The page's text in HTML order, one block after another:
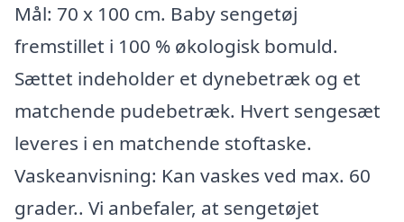
Mål: 70 x 100 cm. Baby sengetøj
fremstillet i 100 % økologisk bomuld.
Sættet indeholder et dynebetræk og et
matchende pudebetræk. Hvert sengesæt
leveres i en matchende stoftaske.
Vaskeanvisning: Kan vaskes ved max. 60
grader.. Vi anbefaler, at sengetøjet